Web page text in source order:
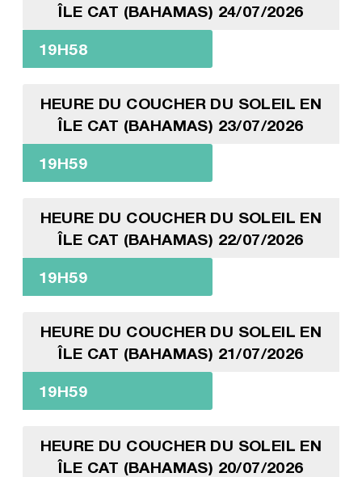
ÎLE CAT (BAHAMAS) 24/07/2026
19H58
HEURE DU COUCHER DU SOLEIL EN
ÎLE CAT (BAHAMAS) 23/07/2026
19H59
HEURE DU COUCHER DU SOLEIL EN
ÎLE CAT (BAHAMAS) 22/07/2026
19H59
HEURE DU COUCHER DU SOLEIL EN
ÎLE CAT (BAHAMAS) 21/07/2026
19H59
HEURE DU COUCHER DU SOLEIL EN
ÎLE CAT (BAHAMAS) 20/07/2026